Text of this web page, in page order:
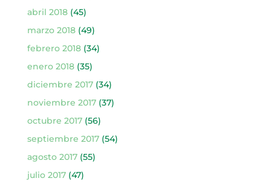
abril 2018(45)
marzo 2018(49)
febrero 2018(34)
enero 2018(35)
diciembre 2017(34)
noviembre 2017(37)
octubre 2017(56)
septiembre 2017(54)
agosto 2017(55)
julio 2017(47)